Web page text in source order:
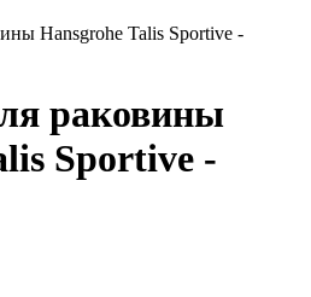
Hansgrohe Talis Sportive -
раковины
Sportive -